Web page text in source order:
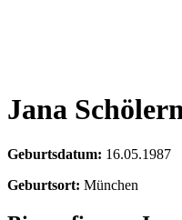
Jana
Geburtsdatum: 16.05.1987
Geburtsort: München